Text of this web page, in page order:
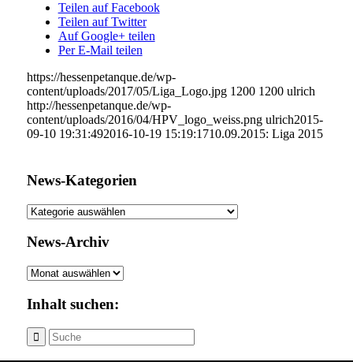
Teilen auf Facebook
Teilen auf Twitter
Auf Google+ teilen
Per E-Mail teilen
https://hessenpetanque.de/wp-
content/uploads/2017/05/Liga_Logo.jpg 1200 1200 ulrich
http://hessenpetanque.de/wp-
content/uploads/2016/04/HPV_logo_weiss.png ulrich2015-
09-10 19:31:492016-10-19 15:19:1710.09.2015: Liga 2015
News-Kategorien
News-
News-Archiv
News-
Inhalt suchen: